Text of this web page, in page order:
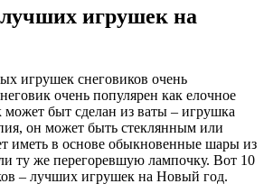
игрушек на
игрушек снеговиков очень
очень популярен как елочное
быт сделан из ваты – игрушка
он может быть стеклянным или
иметь в основе обыкновенные шары из
ту же перегоревшую лампочку. Вот 10
– лучших игрушек на Новый год.